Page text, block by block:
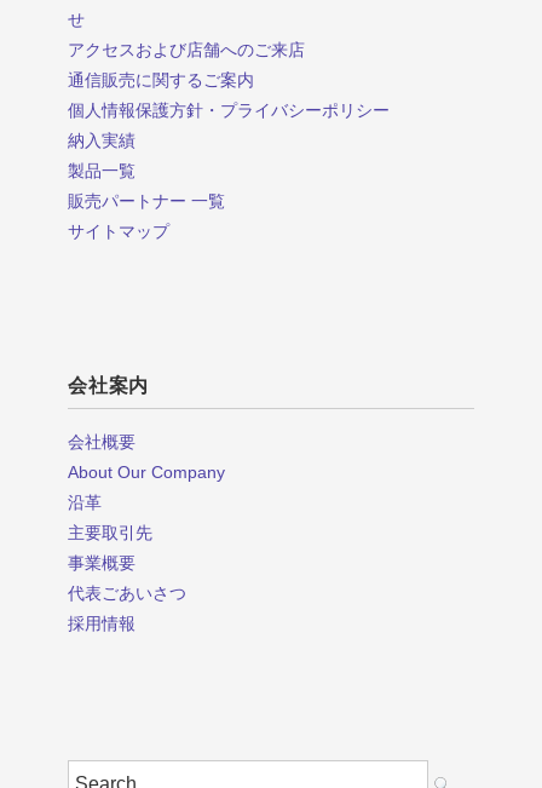
せ
アクセスおよび店舗へのご来店
通信販売に関するご案内
個人情報保護方針・プライバシーポリシー
納入実績
製品一覧
販売パートナー 一覧
サイトマップ
会社案内
会社概要
About Our Company
沿革
主要取引先
事業概要
代表ごあいさつ
採用情報